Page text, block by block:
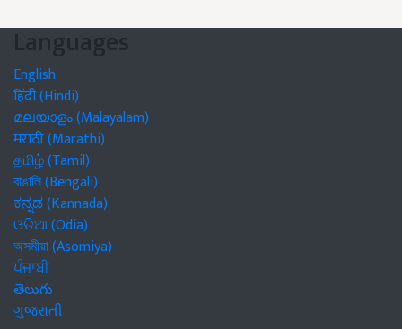
Languages
English
हिंदी (Hindi)
മലയാളം (Malayalam)
मराठी (Marathi)
தமிழ் (Tamil)
বাঙালি (Bengali)
ಕನ್ನಡ (Kannada)
ଓଡିଆ (Odia)
অসমীয়া (Asomiya)
ਪੰਜਾਬੀ
తెలుగు
ગુજરાતી